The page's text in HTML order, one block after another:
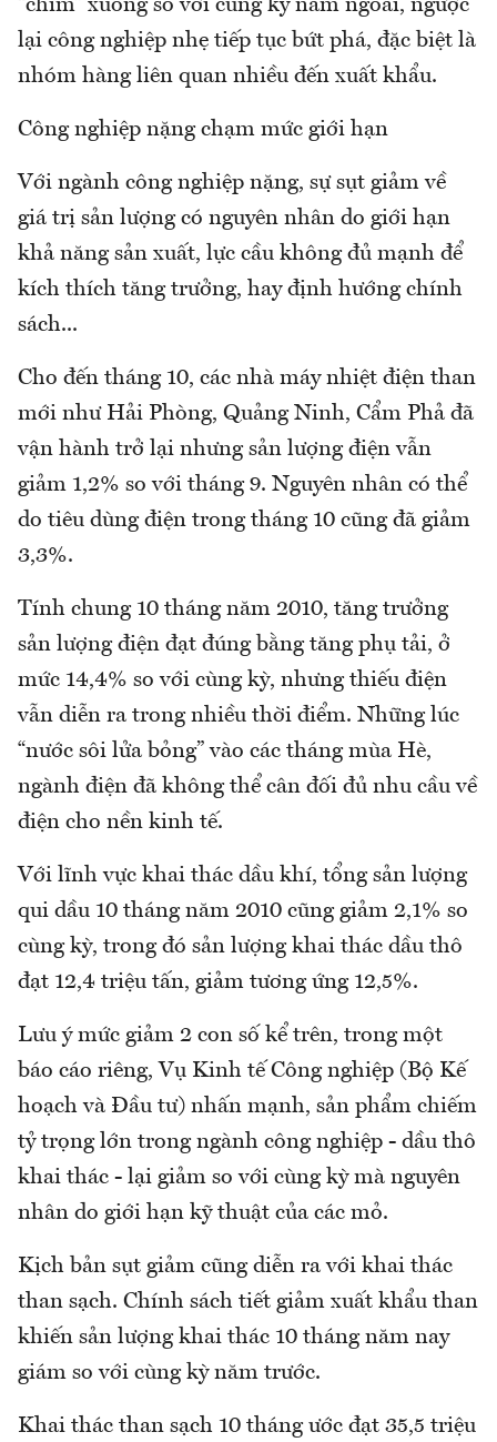
“chìm” xuống so với cùng kỳ năm ngoái, ngược
lại công nghiệp nhẹ tiếp tục bứt phá, đặc biệt là
nhóm hàng liên quan nhiều đến xuất khẩu.
Công nghiệp nặng chạm mức giới hạn
Với ngành công nghiệp nặng, sự sụt giảm về
giá trị sản lượng có nguyên nhân do giới hạn
khả năng sản xuất, lực cầu không đủ mạnh để
kích thích tăng trưởng, hay định hướng chính
sách...
Cho đến tháng 10, các nhà máy nhiệt điện than
mới như Hải Phòng, Quảng Ninh, Cẩm Phả đã
vận hành trở lại nhưng sản lượng điện vẫn
giảm 1,2% so với tháng 9. Nguyên nhân có thể
do tiêu dùng điện trong tháng 10 cũng đã giảm
3,3%.
Tính chung 10 tháng năm 2010, tăng trưởng
sản lượng điện đạt đúng bằng tăng phụ tải, ở
mức 14,4% so với cùng kỳ, nhưng thiếu điện
vẫn diễn ra trong nhiều thời điểm. Những lúc
“nước sôi lửa bỏng” vào các tháng mùa Hè,
ngành điện đã không thể cân đối đủ nhu cầu về
điện cho nền kinh tế.
Với lĩnh vực khai thác dầu khí, tổng sản lượng
qui dầu 10 tháng năm 2010 cũng giảm 2,1% so
cùng kỳ, trong đó sản lượng khai thác dầu thô
đạt 12,4 triệu tấn, giảm tương ứng 12,5%.
Lưu ý mức giảm 2 con số kể trên, trong một
báo cáo riêng, Vụ Kinh tế Công nghiệp (Bộ Kế
hoạch và Đầu tư) nhấn mạnh, sản phẩm chiếm
tỷ trọng lớn trong ngành công nghiệp - dầu thô
khai thác - lại giảm so với cùng kỳ mà nguyên
nhân do giới hạn kỹ thuật của các mỏ.
Kịch bản sụt giảm cũng diễn ra với khai thác
than sạch. Chính sách tiết giảm xuất khẩu than
khiến sản lượng khai thác 10 tháng năm nay
giám so với cùng kỳ năm trước.
Khai thác than sạch 10 tháng ước đạt 35,5 triệu